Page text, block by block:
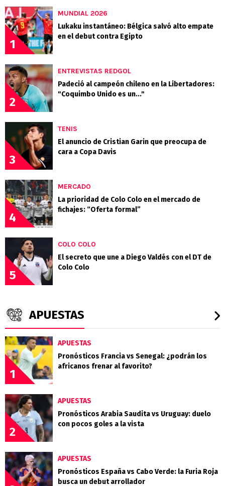
1
MUNDIAL 2026
Lukaku instantáneo: Bélgica salvó alto empate
en el debut contra Egipto
2
ENTREVISTAS REDGOL
Padeció al campeón chileno en la Libertadores:
"Coquimbo Unido es un..."
3
TENIS
El anuncio de Cristian Garin que preocupa de
cara a Copa Davis
4
MERCADO
La prioridad de Colo Colo en el mercado de
fichajes: “Oferta formal”
5
COLO COLO
El secreto que une a Diego Valdés con el DT de
Colo Colo
APUESTAS
1
APUESTAS
Pronósticos Francia vs Senegal: ¿podrán los
africanos frenar al favorito?
2
APUESTAS
Pronósticos Arabia Saudita vs Uruguay: duelo
con pocos goles a la vista
APUESTAS
Pronósticos España vs Cabo Verde: la Furia Roja
busca un debut arrollador